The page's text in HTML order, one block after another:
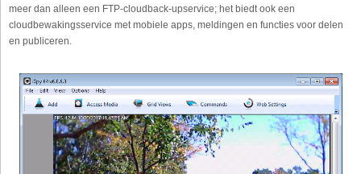
meer dan alleen een FTP-cloudback-upservice; het biedt ook een
cloudbewakingsservice met mobiele apps, meldingen en functies voor delen
en publiceren.